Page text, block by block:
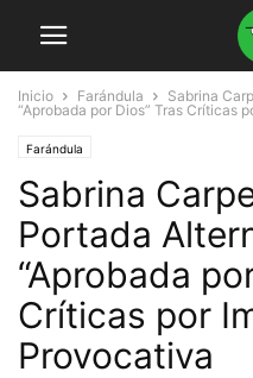
Inicio Farándula
Sabrina
“Aprobada por Dios” Tras Críticas
Farándula
Sabrina
Portada
“Aprobada
Críticas por
Provocativa